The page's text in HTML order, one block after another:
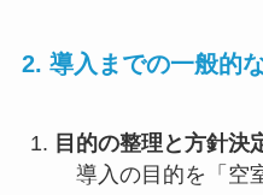
2. 導入までの一般的
目的の整理と方針決
導入の目的を「空